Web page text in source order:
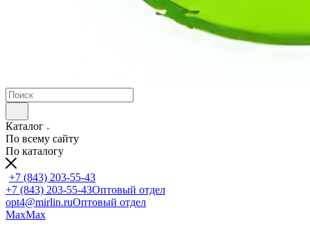
Каталог
По всему сайту
По каталогу
+7 (843) 203-55-43
+7 (843) 203-55-43Оптовый отдел
opt4@mirlin.ruОптовый отдел
MaxMax